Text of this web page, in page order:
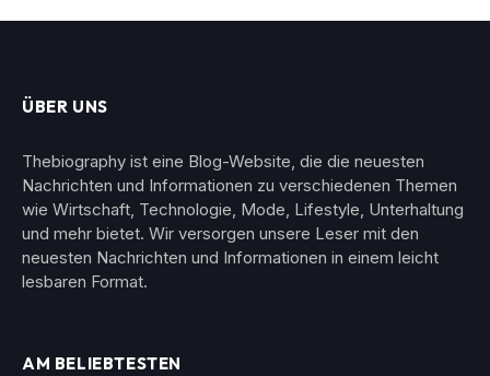
ÜBER UNS
Thebiography ist eine Blog-Website, die die neuesten
Nachrichten und Informationen zu verschiedenen Themen
wie Wirtschaft, Technologie, Mode, Lifestyle, Unterhaltung
und mehr bietet. Wir versorgen unsere Leser mit den
neuesten Nachrichten und Informationen in einem leicht
lesbaren Format.
AM BELIEBTESTEN